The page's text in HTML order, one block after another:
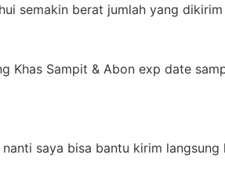
semakin berat jumlah yang
Khas Sampit & Abon exp date
saya bisa bantu kirim langsung